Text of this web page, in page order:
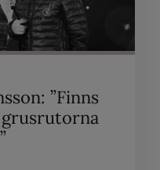
”Finns